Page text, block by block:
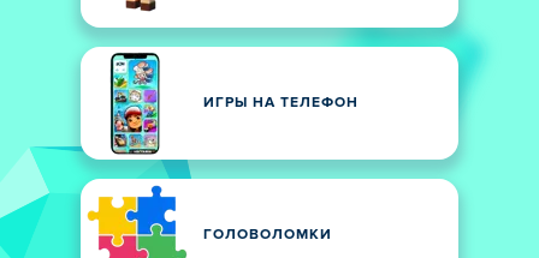
ИГРЫ НА ТЕЛЕФОН
ГОЛОВОЛОМКИ